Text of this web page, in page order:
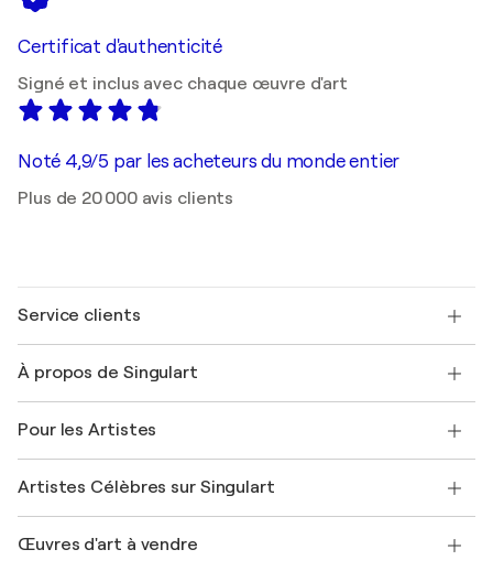
Certificat d'authenticité
Signé et inclus avec chaque œuvre d'art
Noté 4,9/5 par les acheteurs du monde entier
Plus de 20 000 avis clients
Service clients
Expédition
Offrir une carte cadeau
Rejoignez notre programme commercial
Mon compte
+33 1 76 44 06 42
À propos de Singulart
FAQ
Magazine Singulart
Emplois
Découvrez une sélection d'art original
Pour les Artistes
Se connecter en tant qu'Artiste
Artistes Célèbres sur Singulart
Marc Chagall
Œuvres d'art à vendre